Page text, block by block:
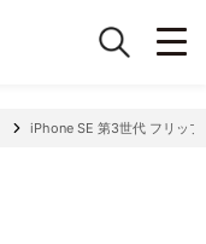
iPhone SE 第3世代 フリッ